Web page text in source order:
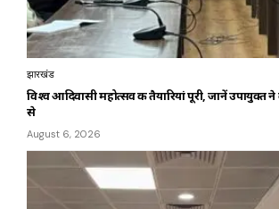
झारखंड
विश्व आदिवासी महोत्सव की तैयारियां पूरी, जानें उपायुक्त
से
August 6, 2026